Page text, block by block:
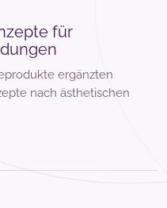
für
ergänzten
nach ästhetischen